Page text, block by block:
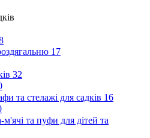
17
32
та стелажі для садків 16
м'ячі та пуфи для дітей та